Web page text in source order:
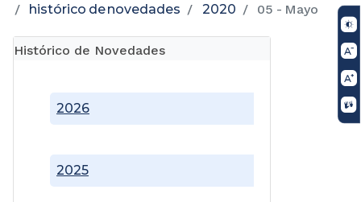
histórico de novedades
2020 05 - Mayo
Histórico de Novedades
2025
2026